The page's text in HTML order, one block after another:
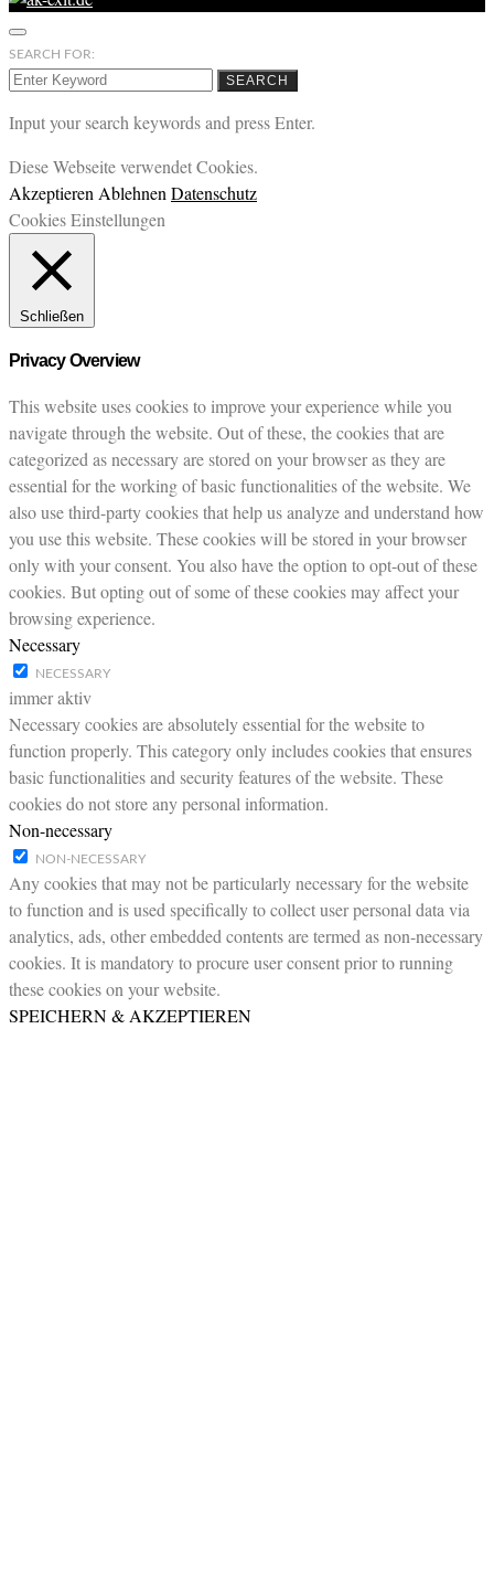
SEARCH FOR:
SEARCH
Input your search keywords and press Enter.
Diese Webseite verwendet Cookies.
AkzeptierenAblehnenDatenschutz
Cookies Einstellungen
Schließen
Privacy Overview
This website uses cookies to improve your experience while you
navigate through the website. Out of these, the cookies that are
categorized as necessary are stored on your browser as they are
essential for the working of basic functionalities of the website. We
also use third-party cookies that help us analyze and understand how
you use this website. These cookies will be stored in your browser
only with your consent. You also have the option to opt-out of these
cookies. But opting out of some of these cookies may affect your
browsing experience.
Necessary
NECESSARY
immer aktiv
Necessary cookies are absolutely essential for the website to
function properly. This category only includes cookies that ensures
basic functionalities and security features of the website. These
cookies do not store any personal information.
Non-necessary
NON-NECESSARY
Any cookies that may not be particularly necessary for the website
to function and is used specifically to collect user personal data via
analytics, ads, other embedded contents are termed as non-necessary
cookies. It is mandatory to procure user consent prior to running
these cookies on your website.
SPEICHERN & AKZEPTIEREN